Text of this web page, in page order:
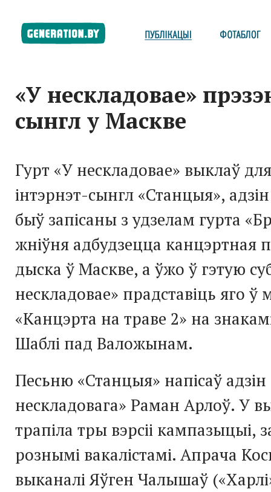
«У нескладовае»
сынгл у Маскве
Гурт «У нескладовае» выклаў
інтэрнэт-сынгл «Станцыя»,
быў запісаны з удзелам гурта
жніўня адбудзецца канцэртная
дыска ў Маскве, а ўжо ў гэтую
нескладовае» прадставіць яго ў
«Канцэрта на траве 2» на
Шаблі пад Валожынам.
Песьню «Станцыя» напісаў адзін
нескладовага» Раман Арлоў. У
трапіла тры вэрсіі кампазыцыі,
рознымі вакалістамі. Апрача
выканалі Яўген Чалышаў